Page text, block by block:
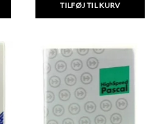
TILFØJ TIL KURV